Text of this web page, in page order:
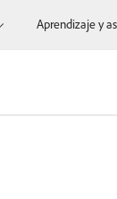
Aprendizaje y